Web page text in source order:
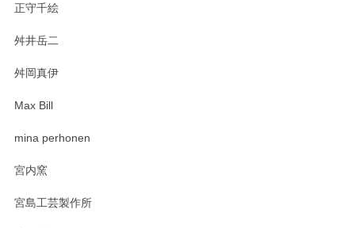
おかけしました。 ありがとうございます。
正守千絵
舛井岳二
舛岡真伊
Max Bill
mina perhonen
宮内窯
宮島工芸製作所